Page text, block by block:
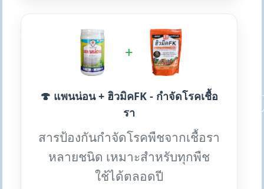
+
🍄 แพนน่อน + ฮิวมิคFK - กำจัดโรคเชื้อ
รา
สารป้องกันกำจัดโรคพืชจากเชื้อรา
หลายชนิด เหมาะสำหรับทุกพืช
ใช้ได้ตลอดปี